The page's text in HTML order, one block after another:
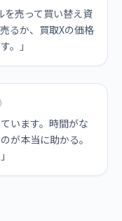
を売って買い替え資
るか、買取Xの価格
。」
います。時間がな
が本当に助かる。